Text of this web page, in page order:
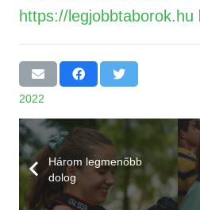
https://legjobbtaborok.hu
2022
Három legmenőbb
dolog